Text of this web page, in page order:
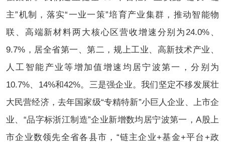
主”机制，落实“一业一策”培育产业集群，推动智能物
联、高端新材料两大核心区营收增速分别为24.0%、
9.7%，居全省第一、第二，规上工业、高新技术产业、
人工智能产业等增加值增速均居宁波第一，分别为
10.7%、14%和42%。三是强企业。我们坚定不移发展壮
大民营经济，去年国家级“专精特新”小巨人企业、上市企
业、“品字标浙江制造”企业新增数均居宁波第一，A股上
市企业数领先全省各县市，“链主企业+基金+平台+政